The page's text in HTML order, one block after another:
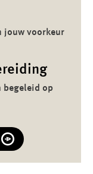
jouw voorkeur
begeleid op